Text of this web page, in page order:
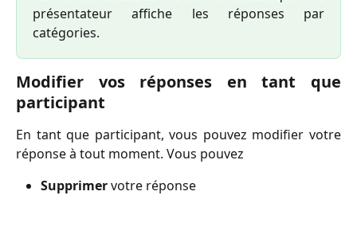
présentateur affiche les réponses par
catégories.
Modifier vos réponses en tant que
participant
En tant que participant, vous pouvez modifier votre
réponse à tout moment. Vous pouvez
Supprimervotre réponse